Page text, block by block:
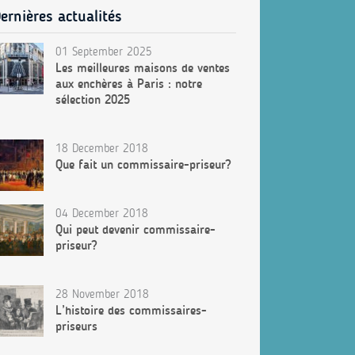
actualités
01 September 2025
Les meilleures maisons de ventes
aux enchères à Paris : notre
sélection 2025
18 December 2018
Que fait un commissaire-priseur?
04 December 2018
Qui peut devenir commissaire-
priseur?
28 November 2018
L’histoire des commissaires-
priseurs